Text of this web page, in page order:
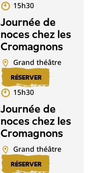
15h30
Journée de
noces chez les
Cromagnons
Grand théâtre
RÉSERVER
15h30
Journée de
noces chez les
Cromagnons
Grand théâtre
RÉSERVER